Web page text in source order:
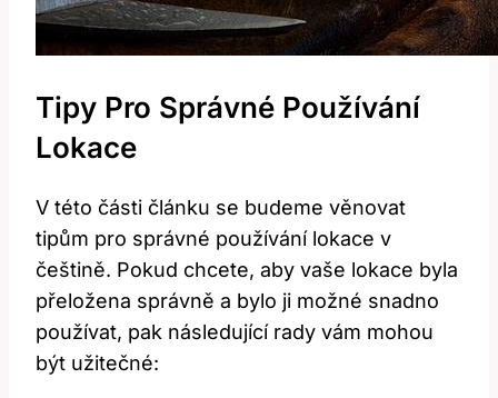
Tipy Pro Správné Používání
Lokace
V této​ části článku se budeme ⁢věnovat
tipům pro správné používání lokace‍ v
češtině. Pokud chcete, aby vaše ⁤lokace byla​
přeložena správně⁢ a bylo ji ​možné⁤ snadno
používat, pak následující rady vám mohou
‍být užitečné: